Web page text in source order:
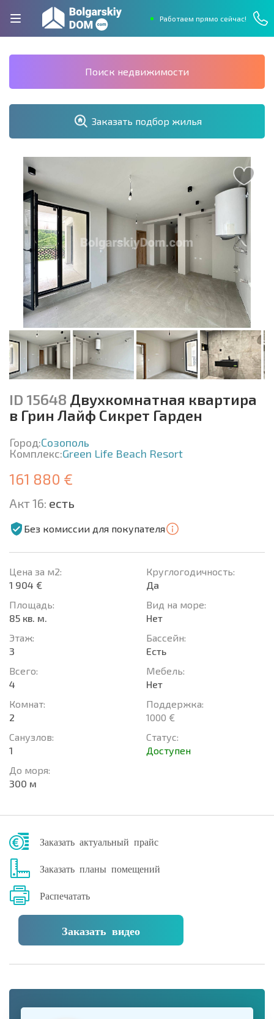
Работаем прямо сейчас!
Поиск недвижимости
Заказать подбор жилья
ID 15648 Двухкомнатная квартира
в Грин Лайф Сикрет Гарден
Город:Созополь
Комплекс:Green Life Beach Resort
161 880 €
Акт 16: есть
Без комиссии для покупателя
Цена за м2:
1 904 €
Площадь:
85 кв. м.
Этаж:
3
Всего:
4
Комнат:
2
Санузлов:
1
До моря:
300 м
Круглогодичность:
Да
Вид на море:
Нет
Басcейн:
Есть
Мебель:
Нет
Поддержка:
1000 €
Статус:
Доступен
Заказать актуальный прайс
Заказать планы помещений
Распечатать
Заказать видео